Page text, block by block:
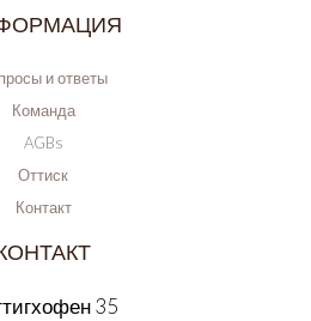
и ответы
Команда
AGBs
Оттиск
Контакт
35